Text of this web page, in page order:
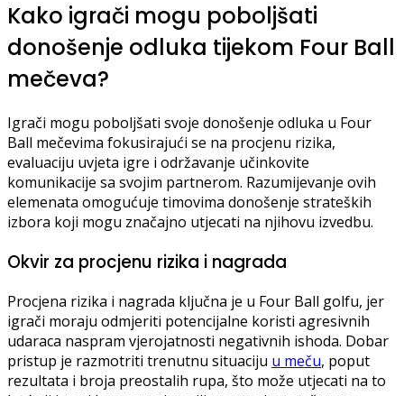
Kako igrači mogu poboljšati
donošenje odluka tijekom Four Ball
mečeva?
Igrači mogu poboljšati svoje donošenje odluka u Four
Ball mečevima fokusirajući se na procjenu rizika,
evaluaciju uvjeta igre i održavanje učinkovite
komunikacije sa svojim partnerom. Razumijevanje ovih
elemenata omogućuje timovima donošenje strateških
izbora koji mogu značajno utjecati na njihovu izvedbu.
Okvir za procjenu rizika i nagrada
Procjena rizika i nagrada ključna je u Four Ball golfu, jer
igrači moraju odmjeriti potencijalne koristi agresivnih
udaraca naspram vjerojatnosti negativnih ishoda. Dobar
pristup je razmotriti trenutnu situaciju u meču, poput
rezultata i broja preostalih rupa, što može utjecati na to